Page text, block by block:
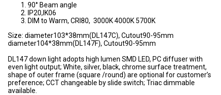
90° Beam angle
IP20,IK06
DIM to Warm, CRI80, 3000K 4000K 5700K
Size: diameter103*38mm(DL147C), Cutout90-95mm
diameter104*38mm(DL147F), Cutout90-95mm
DL147 down light adopts high lumen SMD LED, PC diffuser with
even light output; White, silver, black, chrome surface treatment,
shape of outer frame (square /round) are optional for customer’s
preference; CCT changeable by slide switch; Triac dimmable
available.